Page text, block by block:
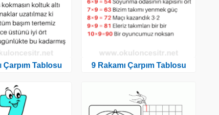
Çarpım Tablosu 9 Rakamı Çarpım Tablosu